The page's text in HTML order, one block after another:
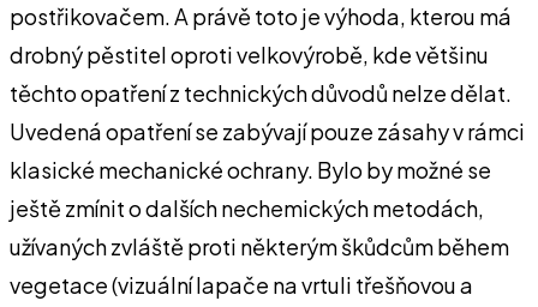
postřikovačem. A právě toto je výhoda, kterou má
drobný pěstitel oproti velkovýrobě, kde většinu
těchto opatření z technických důvodů nelze dělat.
Uvedená opatření se zabývají pouze zásahy v rámci
klasické mechanické ochrany. Bylo by možné se
ještě zmínit o dalších nechemických metodách,
užívaných zvláště proti některým škůdcům během
vegetace (vizuální lapače na vrtuli třešňovou a